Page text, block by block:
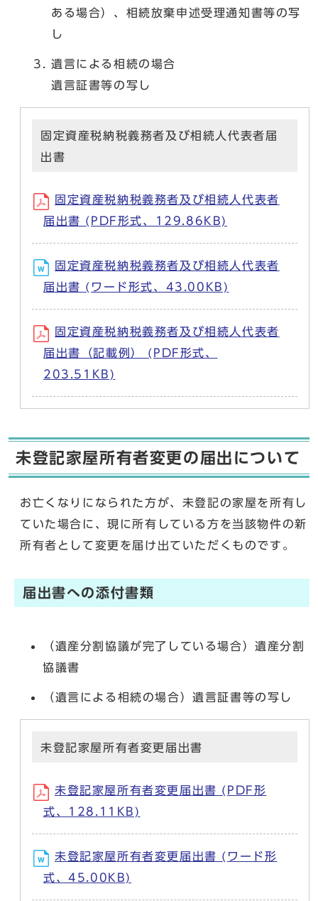
ある場合）、相続放棄申述受理通知書等の写
し
遺言による相続の場合
遺言証書等の写し
固定資産税納税義務者及び相続人代表者届
出書
固定資産税納税義務者及び相続人代表者
届出書 (PDF形式、129.86KB)
固定資産税納税義務者及び相続人代表者
届出書 (ワード形式、43.00KB)
固定資産税納税義務者及び相続人代表者
届出書（記載例） (PDF形式、
203.51KB)
未登記家屋所有者変更の届出について
お亡くなりになられた方が、未登記の家屋を所有し
ていた場合に、現に所有している方を当該物件の新
所有者として変更を届け出ていただくものです。
届出書への添付書類
（遺産分割協議が完了している場合）遺産分割
協議書
（遺言による相続の場合）遺言証書等の写し
未登記家屋所有者変更届出書
未登記家屋所有者変更届出書 (PDF形
式、128.11KB)
未登記家屋所有者変更届出書 (ワード形
式、45.00KB)